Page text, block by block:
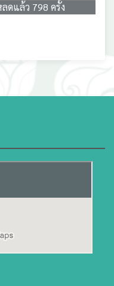
ดแล้ว 798 ครั้ง